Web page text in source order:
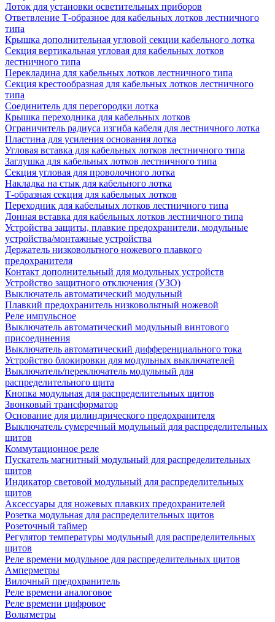
Лоток для установки осветительных приборов
Ответвление Т-образное для кабельных лотков лестничного
типа
Крышка дополнительная угловой секции кабельного лотка
Секция вертикальная угловая для кабельных лотков
лестничного типа
Перекладина для кабельных лотков лестничного типа
Секция крестообразная для кабельных лотков лестничного
типа
Соединитель для перегородки лотка
Крышка переходника для кабельных лотков
Ограничитель радиуса изгиба кабеля для лестничного лотка
Пластина для усиления основания лотка
Угловая вставка для кабельных лотков лестничного типа
Заглушка для кабельных лотков лестничного типа
Секция угловая для проволочного лотка
Накладка на стык для кабельного лотка
Т-образная секция для кабельных лотков
Переходник для кабельных лотков лестничного типа
Донная вставка для кабельных лотков лестничного типа
Устройства защиты, плавкие предохранители, модульные
устройства/монтажные устройства
Держатель низковольтного ножевого плавкого
предохранителя
Контакт дополнительный для модульных устройств
Устройство защитного отключения (УЗО)
Выключатель автоматический модульный
Плавкий предохранитель низковольтный ножевой
Реле импульсное
Выключатель автоматический модульный винтового
присоединения
Выключатель автоматический дифференциального тока
Устройство блокировки для модульных выключателей
Выключатель/переключатель модульный для
распределительного щита
Кнопка модульная для распределительных щитов
Звонковый трансформатор
Основание для цилиндрического предохранителя
Выключатель сумеречный модульный для распределительных
щитов
Коммутационное реле
Пускатель магнитный модульный для распределительных
щитов
Индикатор световой модульный для распределительных
щитов
Аксессуары для ножевых плавких предохранителей
Розетка модульная для распределительных щитов
Розеточный таймер
Регулятор температуры модульный для распределительных
щитов
Реле времени модульное для распределительных щитов
Амперметры
Вилочный предохранитель
Реле времени аналоговое
Реле времени цифровое
Вольтметры